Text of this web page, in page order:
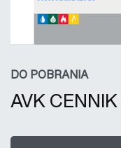
DO POBRANIA
AVK